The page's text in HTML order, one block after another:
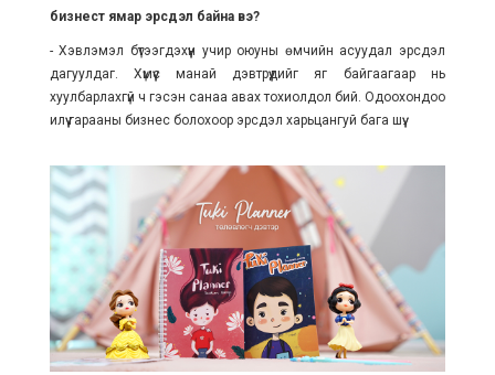
бизнест ямар эрсдэл байна вэ?
- Хэвлэмэл бүтээгдэхүүн учир оюуны өмчийн асуудал эрсдэл
дагуулдаг. Хүмүүс манай дэвтрүүдийг яг байгаагаар нь
хуулбарлахгүй ч гэсэн санаа авах тохиолдол бий. Одоохондоо
илүү гарааны бизнес болохоор эрсдэл харьцангуй бага шүү.